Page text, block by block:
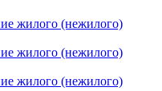
жилого (нежилого)
жилого (нежилого)
жилого (нежилого)